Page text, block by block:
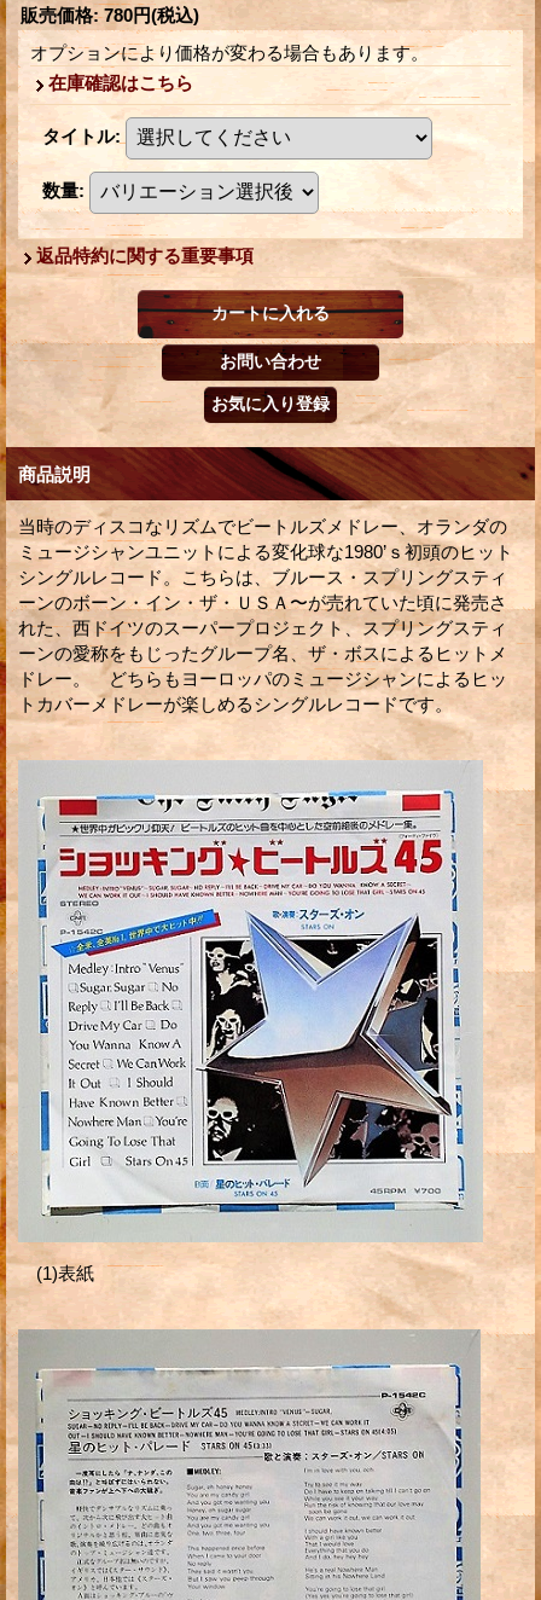
販売価格: 780円(税込)
オプションにより価格が変わる場合もあります。
在庫確認はこちら
タイトル:
数量:
返品特約に関する重要事項
商品説明
当時のディスコなリズムでビートルズメドレー、オランダの
ミュージシャンユニットによる変化球な1980’ｓ初頭のヒット
シングルレコード。こちらは、ブルース・スプリングスティ
ーンのボーン・イン・ザ・ＵＳＡ〜が売れていた頃に発売さ
れた、西ドイツのスーパープロジェクト、スプリングスティ
ーンの愛称をもじったグループ名、ザ・ボスによるヒットメ
ドレー。 どちらもヨーロッパのミュージシャンによるヒッ
トカバーメドレーが楽しめるシングルレコードです。
(1)表紙